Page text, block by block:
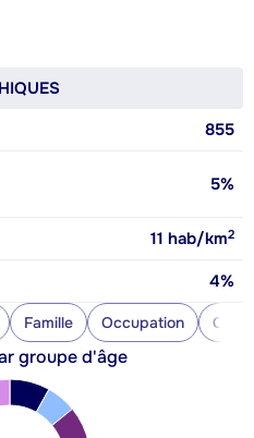
855
5%
11 hab/km2
4%
Famille Occupation
groupe d'âge